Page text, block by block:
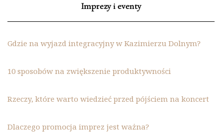
Imprezy i eventy
Gdzie na wyjazd integracyjny w Kazimierzu Dolnym?
10 sposobów na zwiększenie produktywności
Rzeczy, które warto wiedzieć przed pójściem na koncert
Dlaczego promocja imprez jest ważna?